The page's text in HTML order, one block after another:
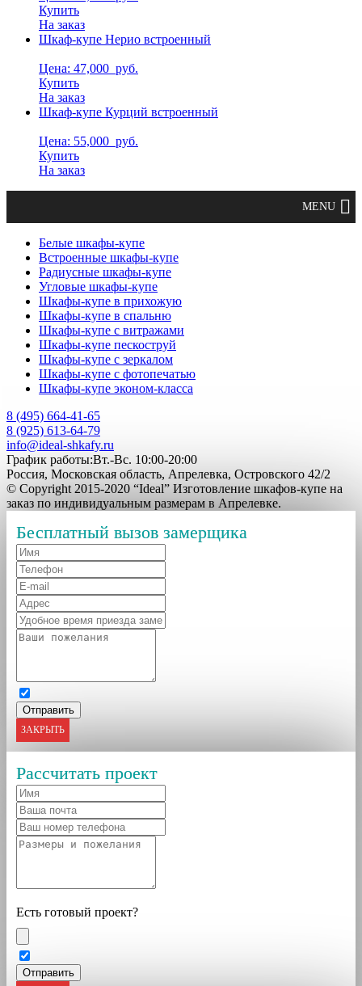
Купить
На заказ
Шкаф-купе Нерио встроенный
Цена: 47,000 руб.
Купить
На заказ
Шкаф-купе Курций встроенный
Цена: 55,000 руб.
Купить
На заказ
Белые шкафы-купе
Встроенные шкафы-купе
Радиусные шкафы-купе
Угловые шкафы-купе
Шкафы-купе в прихожую
Шкафы-купе в спальню
Шкафы-купе с витражами
Шкафы-купе пескоструй
Шкафы-купе с зеркалом
Шкафы-купе с фотопечатью
Шкафы-купе эконом-класса
8 (495) 664-41-65
8 (925) 613-64-79
info@ideal-shkafy.ru
График работы:Вт.-Вс. 10:00-20:00
Россия, Московская область, Апрелевка, Островского 42/2
© Copyright 2015-2020 “Ideal” Изготовление шкафов-купе на
заказ по индивидуальным размерам в Апрелевке.
Бесплатный вызов замерщика
ЗАКРЫТЬ
Рассчитать проект
Есть готовый проект?